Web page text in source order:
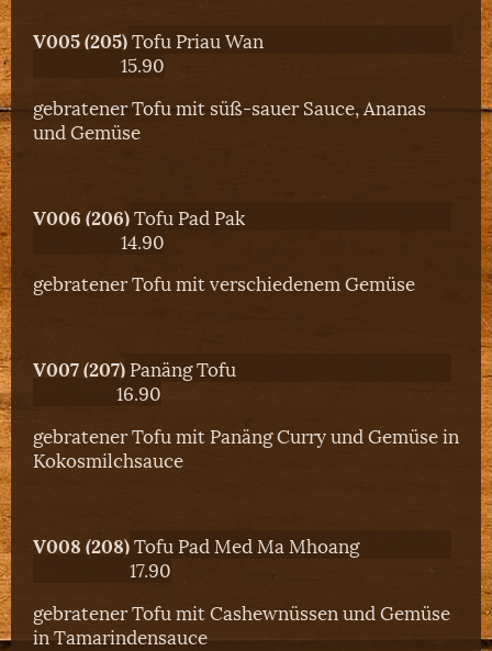
V005 (205)Tofu Priau Wan
15.90
gebratener Tofu mit süß-sauer Sauce, Ananas
und Gemüse
V006 (206)Tofu Pad Pak
14.90
gebratener Tofu mit verschiedenem Gemüse
V007 (207)Panäng Tofu
16.90
gebratener Tofu mit Panäng Curry und Gemüse in
Kokosmilchsauce
V008 (208)Tofu Pad Med Ma Mhoang
17.90
gebratener Tofu mit Cashewnüssen und Gemüse
in Tamarindensauce